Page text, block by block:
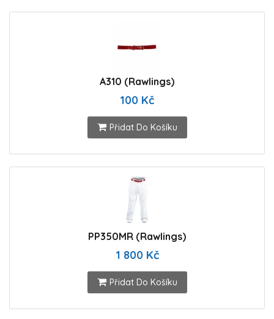
A310 (Rawlings)
100 Kč
Přidat Do Košíku
PP350MR (Rawlings)
1 800 Kč
Přidat Do Košíku